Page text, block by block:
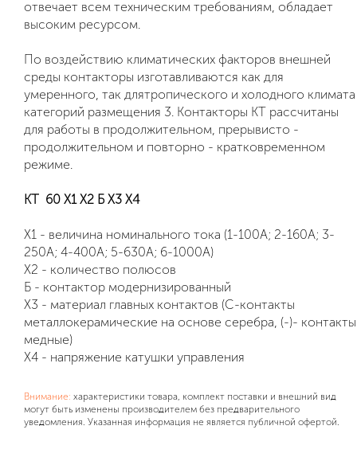
отвечает всем техническим требованиям, обладает
высоким ресурсом.
По воздействию климатических факторов внешней
среды контакторы изготавливаются как для
умеренного, так длятропического и холодного климата
категорий размещения 3. Контакторы КТ рассчитаны
для работы в продолжительном, прерывисто -
продолжительном и повторно - кратковременном
режиме.
КТ 60 Х1 Х2 Б Х3 Х4
Х1 - величина номинального тока (1-100А; 2-160А; 3-
250А; 4-400А; 5-630А; 6-1000А)
Х2 - количество полюсов
Б - контактор модернизированный
Х3 - материал главных контактов (С-контакты
металлокерамические на основе серебра, (-)- контакты
медные)
Х4 - напряжение катушки управления
Внимание: характеристики товара, комплект поставки и внешний вид
могут быть изменены производителем без предварительного
уведомления. Указанная информация не является публичной офертой.